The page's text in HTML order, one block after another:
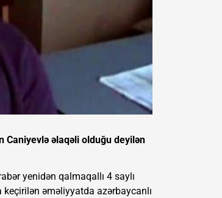
Caniyevlə əlaqəli olduğu deyilən
yenidən qalmaqallı 4 saylı
əməliyyatda azərbaycanlı